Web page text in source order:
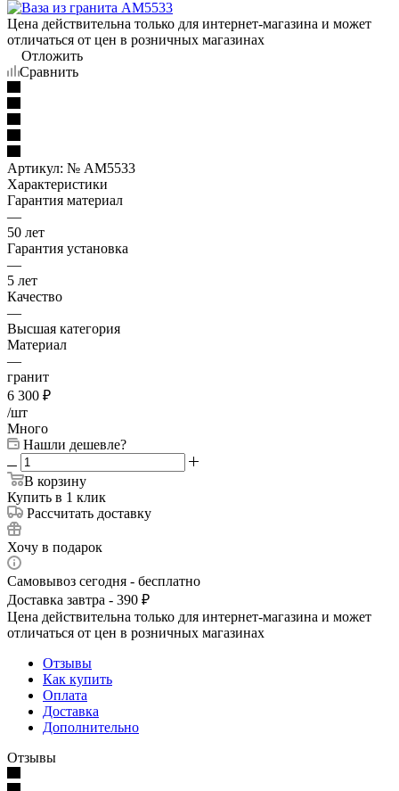
Цена действительна только для интернет-магазина и может
отличаться от цен в розничных магазинах
Отложить
Сравнить
Артикул: № AM5533
Характеристики
Гарантия материал
—
50 лет
Гарантия установка
—
5 лет
Качество
—
Высшая категория
Материал
—
гранит
6 300 ₽
/шт
Много
Нашли дешевле?
В корзину
Купить в 1 клик
Рассчитать доставку
Хочу в подарок
Самовывоз сегодня - бесплатно
Доставка завтра - 390 ₽
Цена действительна только для интернет-магазина и может
отличаться от цен в розничных магазинах
Отзывы
Как купить
Оплата
Доставка
Дополнительно
Отзывы